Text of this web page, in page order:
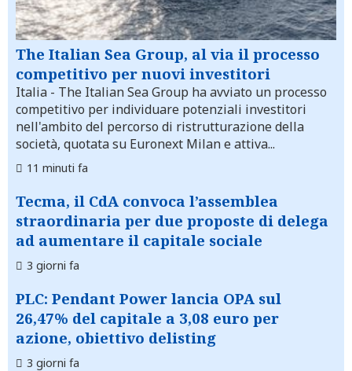
The Italian Sea Group, al via il processo
competitivo per nuovi investitori
Italia - The Italian Sea Group ha avviato un processo
competitivo per individuare potenziali investitori
nell'ambito del percorso di ristrutturazione della
società, quotata su Euronext Milan e attiva...
11 minuti fa
Tecma, il CdA convoca l’assemblea
straordinaria per due proposte di delega
ad aumentare il capitale sociale
3 giorni fa
PLC: Pendant Power lancia OPA sul
26,47% del capitale a 3,08 euro per
azione, obiettivo delisting
3 giorni fa